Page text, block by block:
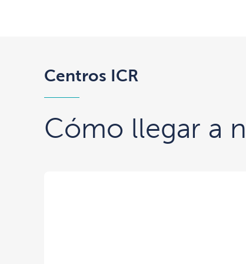
Centros ICR
Cómo llegar a